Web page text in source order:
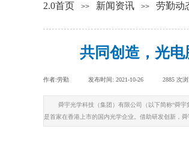
2.0首页 >> 新闻资讯 >> 劳勤动
共同创造，光
作者:劳勤 发布时间: 2021-10-26 2885 次
舜宇光学科技（集团）有限公司（以下简称“舜宇
是首家在香港上市的国内光学企业。借助研发创新，